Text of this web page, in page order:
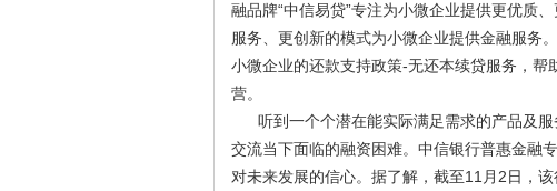
融品牌“中信易贷”专注为小微企业提供更优质
服务、更创新的模式为小微企业提供金融服务
小微企业的还款支持政策-无还本续贷服务，
营。
听到一个个潜在能实际满足需求的产品及服
交流当下面临的融资困难。中信银行普惠金融
对未来发展的信心。据了解，截至11月2日，